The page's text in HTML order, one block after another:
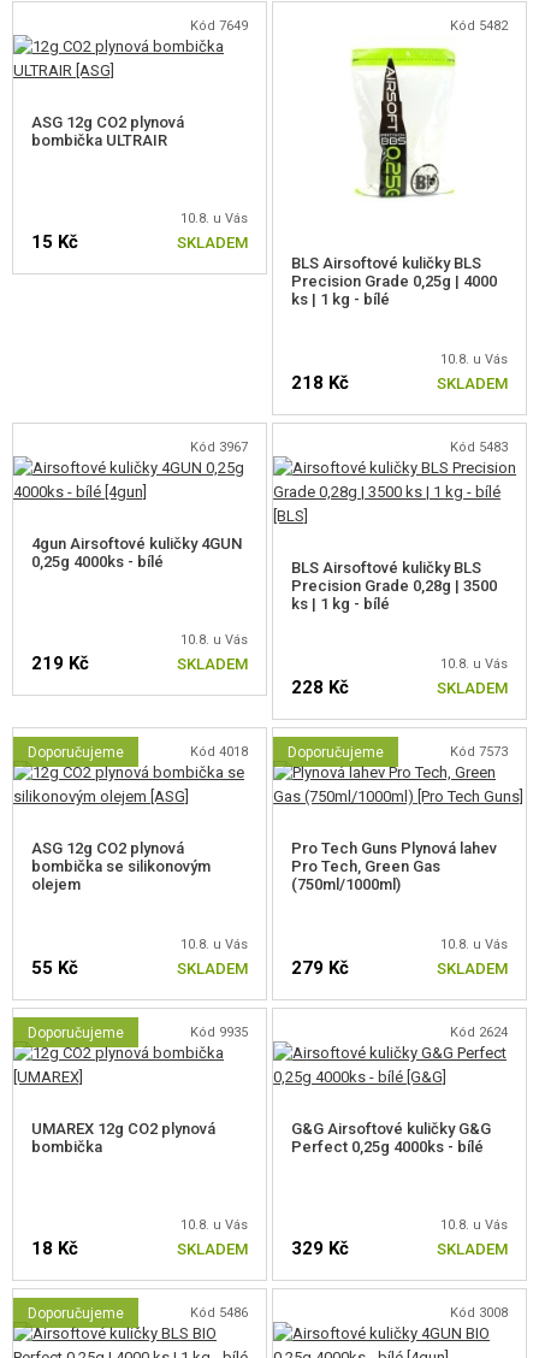
ZÁSOBNÍKY, PLNIČKY
MASKOVÁNÍ, BARVY, PÁSKY
VYSÍLAČKY, HEADSETY, KAMERY
SEBEOBRANA, VÝCVIK, NOŽE
TERČE, STŘELNICE
REKLAMNÍ PŘEDMĚTY
NOVINKY
KONTAKT
Kód 7649
ASG 12g CO2 plynová
bombička ULTRAIR
10.8. u Vás
15 Kč SKLADEM
Kód 5482
BLS Airsoftové kuličky BLS
Precision Grade 0,25g | 4000
ks | 1 kg - bílé
10.8. u Vás
218 Kč SKLADEM
Kód 3967
4gun Airsoftové kuličky 4GUN
0,25g 4000ks - bílé
10.8. u Vás
219 Kč SKLADEM
Kód 5483
BLS Airsoftové kuličky BLS
Precision Grade 0,28g | 3500
ks | 1 kg - bílé
10.8. u Vás
228 Kč SKLADEM
Doporučujeme Kód 4018
ASG 12g CO2 plynová
bombička se silikonovým
olejem
10.8. u Vás
55 Kč SKLADEM
Doporučujeme Kód 7573
Pro Tech Guns Plynová lahev
Pro Tech, Green Gas
(750ml/1000ml)
10.8. u Vás
279 Kč SKLADEM
Doporučujeme Kód 9935
UMAREX 12g CO2 plynová
bombička
10.8. u Vás
18 Kč SKLADEM
Kód 2624
G&G Airsoftové kuličky G&G
Perfect 0,25g 4000ks - bílé
10.8. u Vás
329 Kč SKLADEM
Doporučujeme Kód 5486 Kód 3008